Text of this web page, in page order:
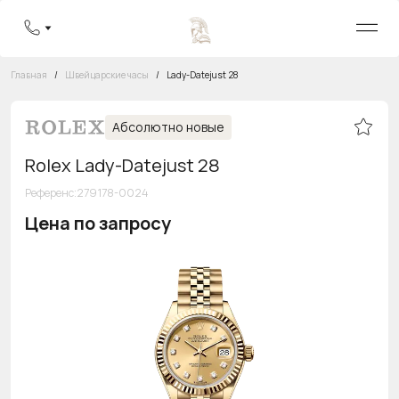
8 800 555-95-99
Главная / Швейцарские часы / Lady-Datejust 28
Абсолютно новые
Rolex Lady-Datejust 28
Референс:279178-0024
Цена по запросу